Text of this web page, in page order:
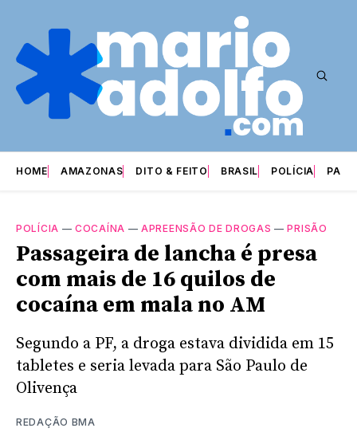
HOME AMAZONAS DITO & FEITO BRASIL POLÍCIA
POLÍCIA —COCAÍNA —APREENSÃO DE DROGAS —PRISÃO
Passageira de lancha é presa
com mais de 16 quilos de
cocaína em mala no AM
Segundo a PF, a droga estava dividida em 15
tabletes e seria levada para São Paulo de
Olivença
REDAÇÃO BMA